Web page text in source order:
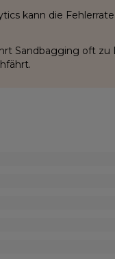
kann die
Sandbagging oft zu